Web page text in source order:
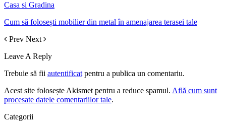
Casa si Gradina
Cum să folosești mobilier din metal în amenajarea terasei tale
Prev Next
Leave A Reply
Trebuie să fii autentificat pentru a publica un comentariu.
Acest site folosește Akismet pentru a reduce spamul. Află cum sunt
procesate datele comentariilor tale.
Categorii